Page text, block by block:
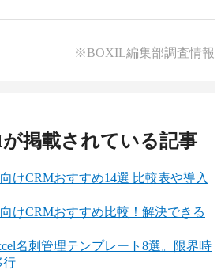
アクセス元IPの制限など、セキュリ
※BOXIL編集部調査情報
が掲載されている記事
けCRMおすすめ14選 比較表や導入
けCRMおすすめ比較！解決できる
名刺管理テンプレート8選。限界時
行